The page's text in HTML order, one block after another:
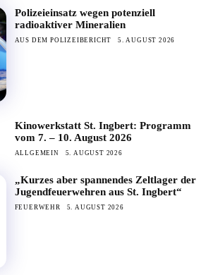
Polizeieinsatz wegen potenziell
radioaktiver Mineralien
AUS DEM POLIZEIBERICHT 5. AUGUST 2026
Kinowerkstatt St. Ingbert: Programm
vom 7. – 10. August 2026
ALLGEMEIN 5. AUGUST 2026
„Kurzes aber spannendes Zeltlager der
Jugendfeuerwehren aus St. Ingbert“
FEUERWEHR 5. AUGUST 2026